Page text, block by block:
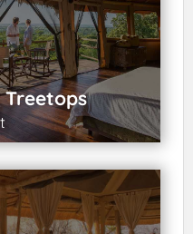
Treetops